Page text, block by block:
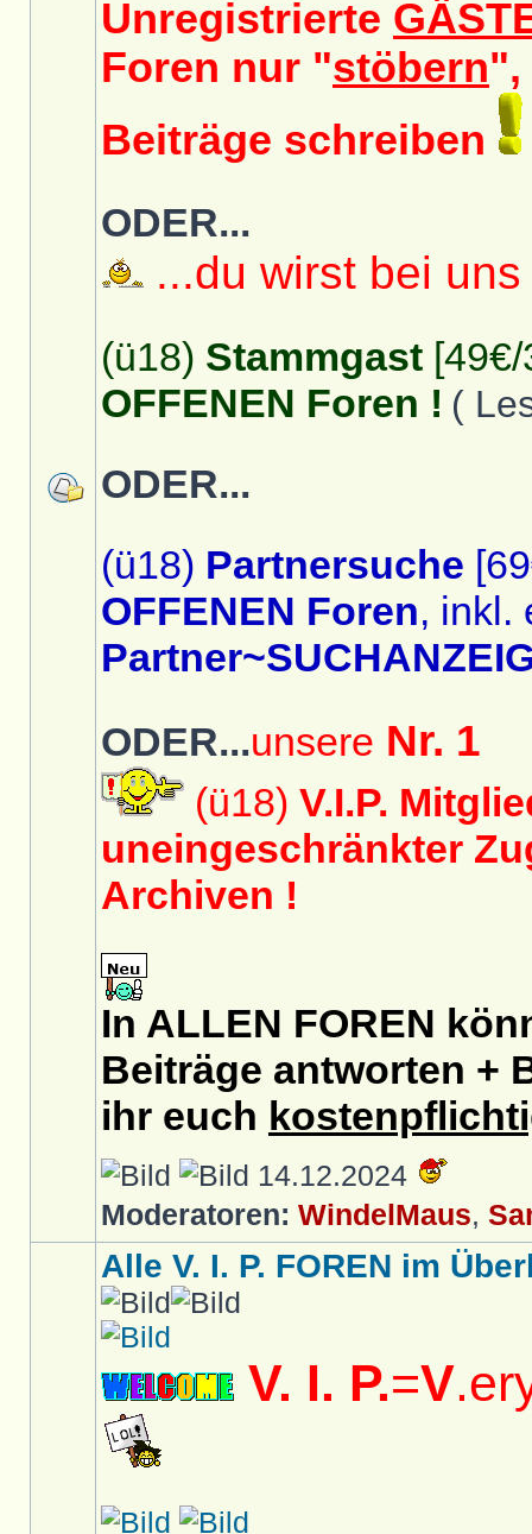
Unregistrierte
Foren nur "stöbern",
Beiträge schreiben
ODER...
...du wirst bei
(ü18) Stammgast
OFFENEN Foren ! (
ODER...
(ü18) Partnersuche
OFFENEN Foren, inkl.
ODER...unsere Nr. 1
(ü18) V.I.P.
uneingeschränkter
Archiven !
In ALLEN FOREN
Beiträge antworten +
ihr euch
14.12.2024
Moderatoren: WindelMaus,
Alle V. I. P. FOREN im
V. I. P.=V